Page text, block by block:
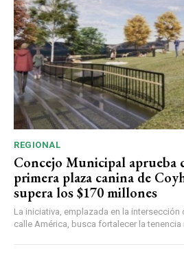
REGIONAL
Concejo Municipal aprueba
primera plaza canina de
supera los $170 millones
La iniciativa, emplazada en la
calle América, busca fortalecer la tenencia